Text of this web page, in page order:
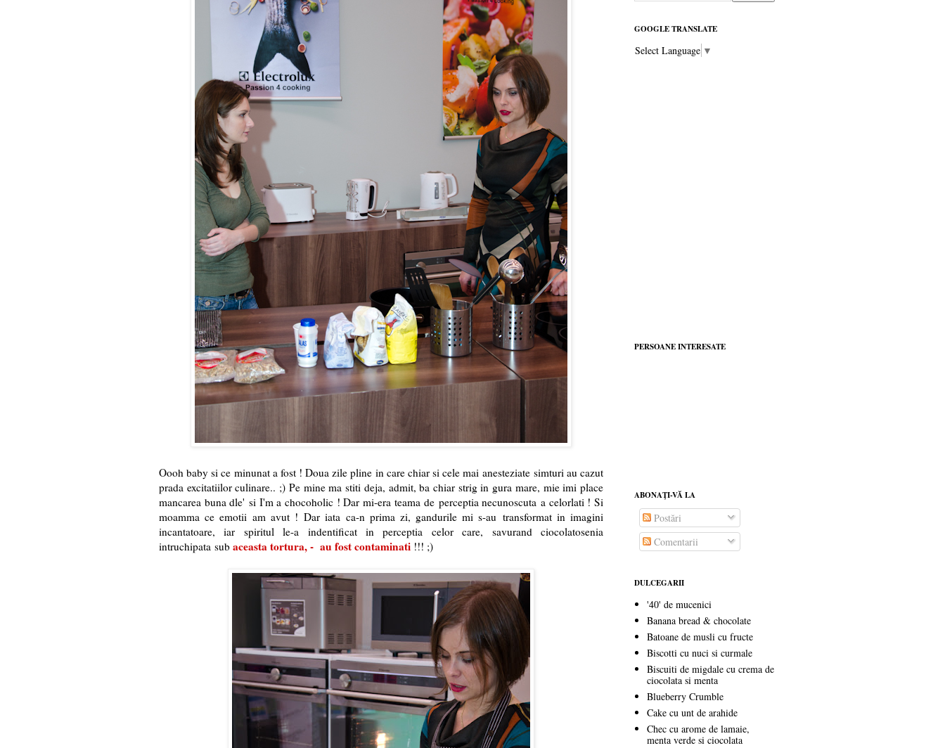
Oooh baby si ce minunat a fost ! Doua zile pline in care chiar si cele mai anesteziate simturi au cazut
prada excitatiilor culinare.. ;) Pe mine ma stiti deja, admit, ba chiar strig in gura mare, mie imi place
mancarea buna dle' si I'm a chocoholic ! Dar mi-era teama de perceptia necunoscuta a celorlati ! Si
moamma ce emotii am avut ! Dar iata ca-n prima zi, gandurile mi s-au transformat in imagini
incantatoare, iar spiritul le-a indentificat in perceptia celor care, savurand ciocolatosenia
intruchipata sub aceasta tortura, - au fost contaminati !!! ;)
GOOGLE TRANSLATE
Select Language ▼
PERSOANE INTERESATE
ABONAŢI-VĂ LA
Postări
Comentarii
DULCEGARII
'40' de mucenici
Banana bread & chocolate
Batoane de musli cu fructe
Biscotti cu nuci si curmale
Biscuiti de migdale cu crema de
ciocolata si menta
Blueberry Crumble
Cake cu unt de arahide
Chec cu arome de lamaie,
menta verde si ciocolata